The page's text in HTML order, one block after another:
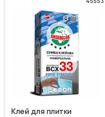
45553
Клей для плитки